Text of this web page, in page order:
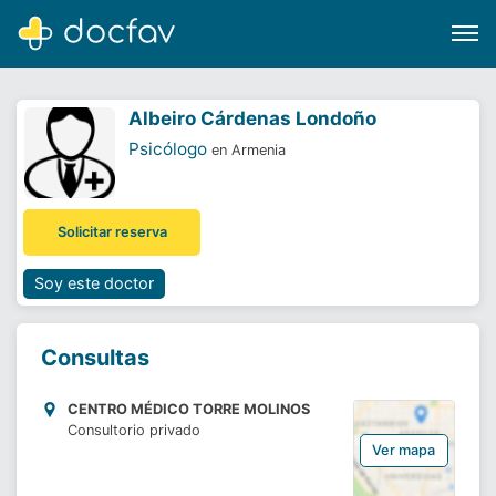
Software para clínicas
¿Eres un doctor?
Albeiro Cárdenas Londoño
Psicólogo en Armenia
Solicitar reserva
Soy este doctor
Consultas
CENTRO MÉDICO TORRE MOLINOS
Consultorio privado
Ver mapa